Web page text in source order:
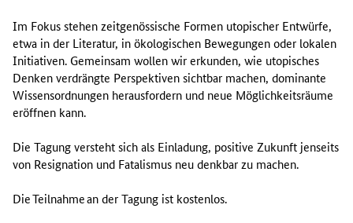
Im Fokus stehen zeitgenössische Formen utopischer Entwürfe,
etwa in der Literatur, in ökologischen Bewegungen oder lokalen
Initiativen. Gemeinsam wollen wir erkunden, wie utopisches
Denken verdrängte Perspektiven sichtbar machen, dominante
Wissensordnungen herausfordern und neue Möglichkeitsräume
eröffnen kann.
Die Tagung versteht sich als Einladung, positive Zukunft jenseits
von Resignation und Fatalismus neu denkbar zu machen.
Die Teilnahme an der Tagung ist kostenlos.